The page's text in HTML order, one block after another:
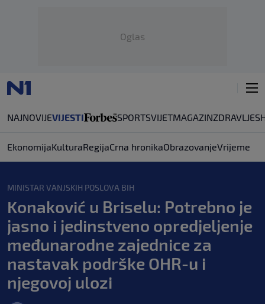
Oglas
NAJNOVIJEVIJESTI SPORTSVIJETMAGAZINZDRAVLJE
EkonomijaKulturaRegijaCrna hronikaObrazovanjeVrijeme
MINISTAR VANJSKIH POSLOVA BIH
Konaković u Briselu: Potrebno je
jasno i jedinstveno opredjeljenje
međunarodne zajednice za
nastavak podrške OHR-u i
njegovoj ulozi